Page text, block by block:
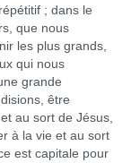
; dans le
que nous
les plus grands,
qui nous
grande
être
au sort de Jésus,
à la vie et au sort
est capitale pour